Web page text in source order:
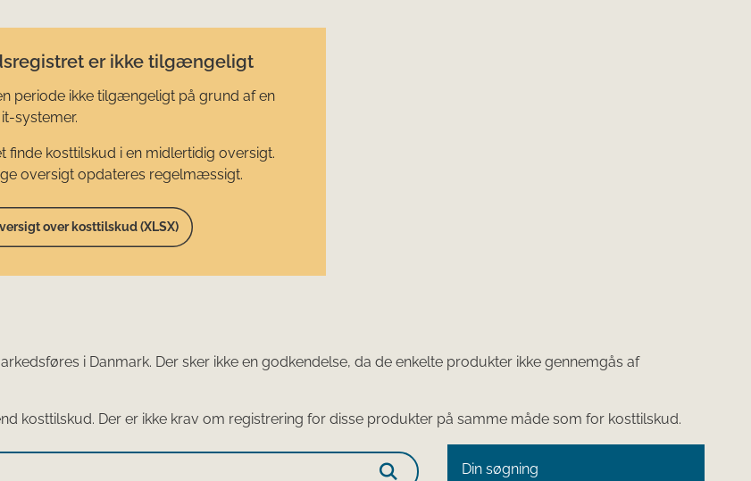
er ikke tilgængeligt
periode ikke tilgængeligt på grund af en
systemer.
finde kosttilskud i en midlertidig oversigt.
oversigt opdateres regelmæssigt.
over kosttilskud (XLSX)
i Danmark. Der sker ikke en godkendelse, da de enkelte produkter ikke gennemgås af
kosttilskud. Der er ikke krav om registrering for disse produkter på samme måde som for kosttilskud.​​​​​​
Din søgning